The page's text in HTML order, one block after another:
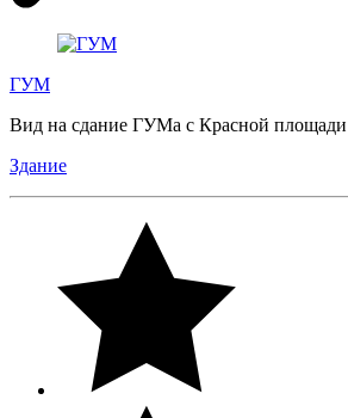
ГУМ
Вид на сдание ГУМа с Красной площади
Здание